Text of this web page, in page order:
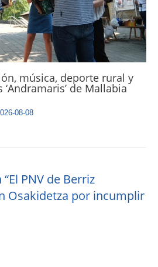
música, deporte rural y
de Mallabia
08-08
PNV de Berriz
Osakidetza por incumplir